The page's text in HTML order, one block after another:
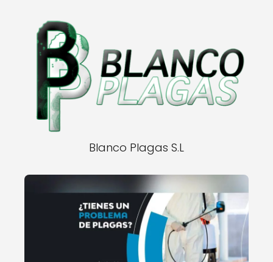
Blanco Plagas S.L